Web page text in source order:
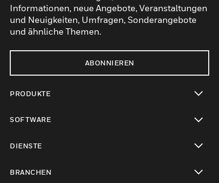
Informationen, neue Angebote, Veranstaltungen
und Neuigkeiten, Umfragen, Sonderangebote
und ähnliche Themen.
ABONNIEREN
PRODUKTE
SOFTWARE
DIENSTE
BRANCHEN